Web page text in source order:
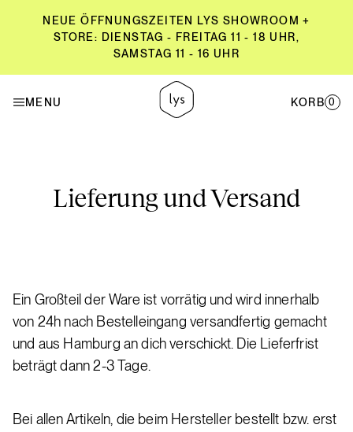
NEUE ÖFFNUNGSZEITEN LYS SHOWROOM +
STORE: DIENSTAG - FREITAG 11 - 18 UHR,
SAMSTAG 11 - 16 UHR
MENU KORB 0
STORE: DIENSTAG - FREITAG 11 - 18 UHR,
SAMSTAG 11 - 16 UHR
Lieferung und Versand
Ein Groß­teil der Wa­re ist vor­rä­tig und wird in­ner­halb
von 24h nach Be­stel­lein­gang ver­sand­fer­tig ge­macht
und aus Ham­burg an dich ver­schickt. Die Lie­fer­frist
be­trägt dann 2-3 Ta­ge.
Bei al­len Ar­ti­keln, die beim Her­stel­ler be­stellt bzw. erst